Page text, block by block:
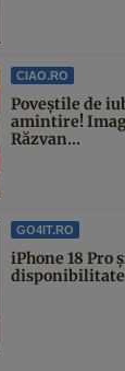
CIAO.RO
Poveştile de
amintire!
Răzvan...
GO4IT.RO
iPhone 18 Pro
disponibilitate